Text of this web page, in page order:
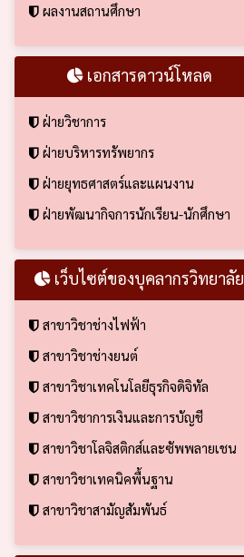
ผลงานสถานศึกษา
เอกสารดาวน์โหลด
ฝ่ายวิชาการ
ฝ่ายบริหารทรัพยากร
ฝ่ายยุทธศาสตร์และแผนงาน
ฝ่ายพัฒนากิจการนักเรียน-นักศึกษา
เว็บไซต์ของบุคลากรวิทยาลัย
สาขาวิชาช่างไฟฟ้า
สาขาวิชาช่างยนต์
สาขาวิชาเทคโนโลยีธุรกิจดิจิทัล
สาขาวิชาการเงินและการบัญชี
สาขาวิชาโลจิสติกส์และซัพพลายเชน
สาขาวิชาเทคนิคพื้นฐาน
สาขาวิชาสามัญสัมพันธ์